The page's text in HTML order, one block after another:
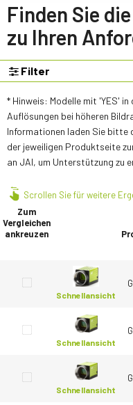
Finden Sie
zu Ihren
Filter
* Hinweis: Modelle mit 'YES'
Auflösungen bei höheren
Informationen laden Sie bitte
der jeweiligen Produktseite
an JAI, um Unterstützung zu
Scrollen Sie für weitere
Zum
Vergleichen
ankreuzen
Schnellansicht
Schnellansicht
Schnellansicht